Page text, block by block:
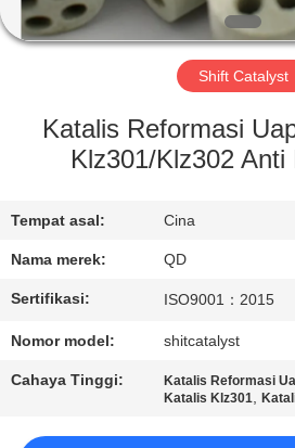
TUR
KONTROL
HUBUNGI
KAMI
KASUS
Shift Catalyst
Katalis Reformasi
Klz301/Klz302 Anti
Tempat asal: Cina
Nama merek: QD
Sertifikasi: ISO9001：2015
Nomor model: shitcatalyst
Cahaya Tinggi: Katalis Reformasi
Katalis Klz301,